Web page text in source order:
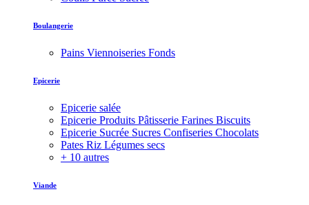
Boulangerie
Pains Viennoiseries Fonds
Epicerie
Epicerie salée
Epicerie Produits Pâtisserie Farines Biscuits
Epicerie Sucrée Sucres Confiseries Chocolats
Pates Riz Légumes secs
+ 10 autres
Viande